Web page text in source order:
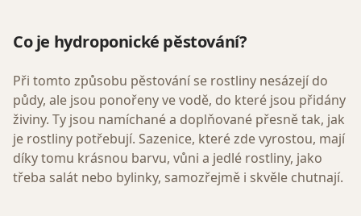
Co je hydroponické pěstování?
Při tomto způsobu pěstování se rostliny nesázejí do
půdy, ale jsou ponořeny ve vodě, do které jsou přidány
živiny. Ty jsou namíchané a doplňované přesně tak, jak
je rostliny potřebují. Sazenice, které zde vyrostou, mají
díky tomu krásnou barvu, vůni a jedlé rostliny, jako
třeba salát nebo bylinky, samozřejmě i skvěle chutnají.